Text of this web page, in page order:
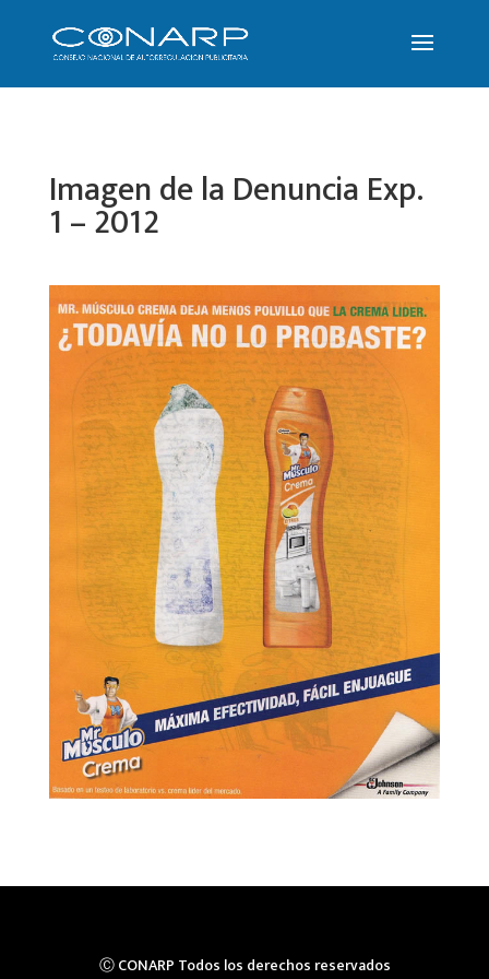
Imagen de la Denuncia Exp.
1 – 2012
Ⓒ CONARP Todos los derechos reservados